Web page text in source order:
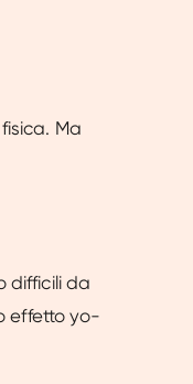
Ma
difficili da
effetto yo-